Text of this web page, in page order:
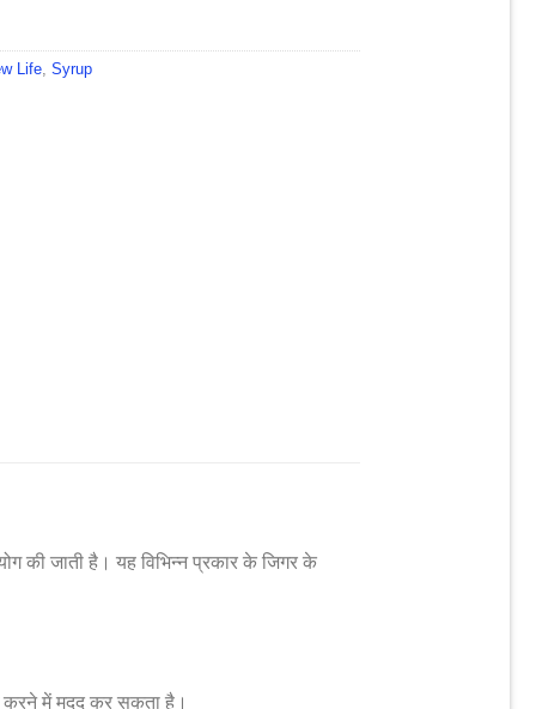
Life Syrup
की जाती है। यह विभिन्न प्रकार के जिगर के
करने में मदद कर सकता है।